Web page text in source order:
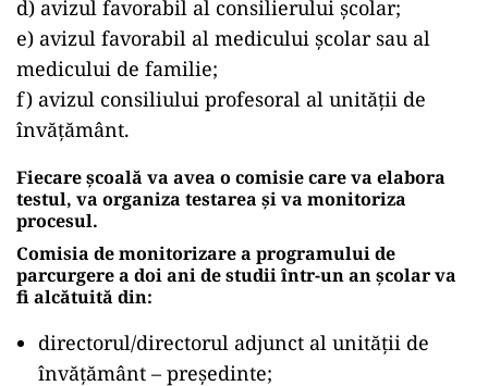
d) avizul favorabil al consilierului şcolar;
e) avizul favorabil al medicului şcolar sau al
medicului de familie;
f) avizul consiliului profesoral al unităţii de
învăţământ.
Fiecare școală va avea o comisie care va elabora
testul, va organiza testarea și va monitoriza
procesul.
Comisia de monitorizare a programului de
parcurgere a doi ani de studii într-un an şcolar va
fi alcătuită din:
directorul/directorul adjunct al unităţii de
învăţământ – preşedinte;